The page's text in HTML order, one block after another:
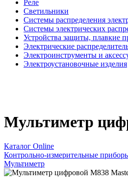
Реле
Светильники
Системы распределения
Системы электрических
Устройства защиты, плавкие
Электрические
Электроинструменты и
Электроустановочные изделия
Мультиметр
Каталог Online
Контрольно-измерительные
Мультиметр